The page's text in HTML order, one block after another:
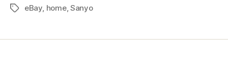
Tag eBay home, Sanyo